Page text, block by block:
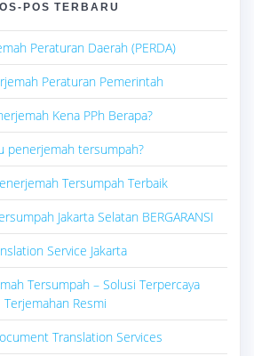
POS TERBARU
Peraturan Daerah (PERDA)
Peraturan Pemerintah
Kena PPh Berapa?
penerjemah tersumpah?
Tersumpah Terbaik
Jakarta Selatan BERGARANSI
Service Jakarta
Tersumpah – Solusi Terpercaya
Terjemahan Resmi
Translation Services